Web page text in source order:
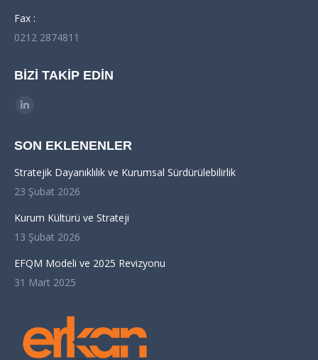
Fax :
0212 2874811
BIZI TAKIP EDIN
Find us on:
Linkedin
opens
in
new
SON EKLENENLER
Stratejik Dayanıklılık ve Kurumsal Sürdürülebilirlik
23 Şubat 2026
Kurum Kültürü ve Strateji
13 Şubat 2026
EFQM Modeli ve 2025 Revizyonu
31 Mart 2025